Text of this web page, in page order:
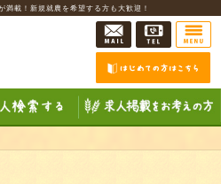
満載！新規就農を希望する方も大歓迎！